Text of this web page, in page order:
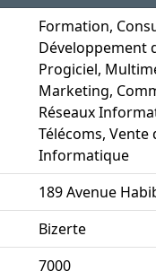
Formation,
Développement
Progiciel,
Marketing,
Réseaux
Télécoms, Vente
Informatique
189 Avenue
Bizerte
7000